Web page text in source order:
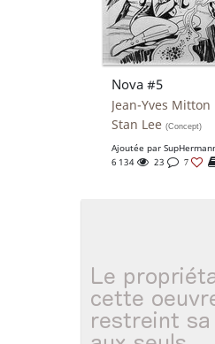
Nova #5
Jean-Yves Mitton
Stan Lee (Concept)
Ajoutée par
6 134
23 7